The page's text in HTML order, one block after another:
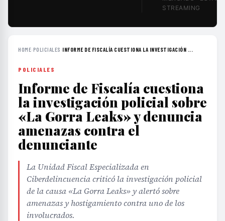
STREAMING
HOME›POLICIALES ›INFORME DE FISCALÍA CUESTIONA LA INVESTIGACIÓN ...
POLICIALES
Informe de Fiscalía cuestiona
la investigación policial sobre
«La Gorra Leaks» y denuncia
amenazas contra el
denunciante
La Unidad Fiscal Especializada en
Ciberdelincuencia criticó la investigación policial
de la causa «La Gorra Leaks» y alertó sobre
amenazas y hostigamiento contra uno de los
involucrados.